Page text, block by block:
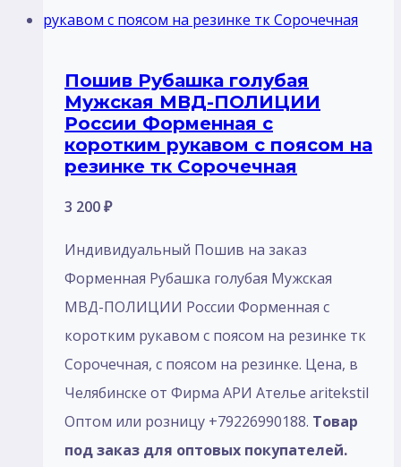
Пошив Рубашка голубая
Мужская МВД-ПОЛИЦИИ
России Форменная с
коротким рукавом с поясом на
резинке тк Сорочечная
3 200₽
Индивидуальный Пошив на заказ
Форменная Рубашка голубая Мужская
МВД-ПОЛИЦИИ России Форменная с
коротким рукавом с поясом на резинке тк
Сорочечная, с поясом на резинке. Цена, в
Челябинске от Фирма АРИ Ателье aritekstil
Оптом или розницу +79226990188. Товар
под заказ для оптовых покупателей.